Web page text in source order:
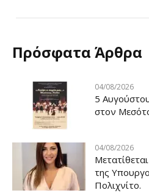
Πρόσφατα Άρθρα
04/08/2026
5
στον
04/08/2026
της
Πολιχνίτο.